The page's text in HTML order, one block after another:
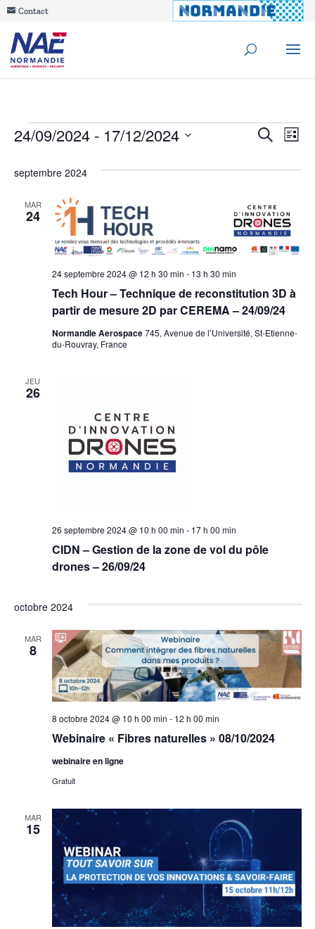
Contact
Évènements
et
de
vues
Recherche
Liste
24/09/2024 - 17/12/2024
une
septembre 2024
MAR
24
Tech Hour – Technique de reconstitution 3D à
partir de mesure 2D par CEREMA – 24/09/24
24 septembre 2024 @ 12 h 30 min - 13 h 30 min
Normandie Aerospace745, Avenue de l’Université, St-Etienne-
du-Rouvray, France
JEU
26
CIDN – Gestion de la zone de vol du pôle
drones – 26/09/24
26 septembre 2024 @ 10 h 00 min - 17 h 00 min
octobre 2024
MAR
8
Webinaire « Fibres naturelles » 08/10/2024
8 octobre 2024 @ 10 h 00 min - 12 h 00 min
webinaire en ligne
Gratuit
MAR
15